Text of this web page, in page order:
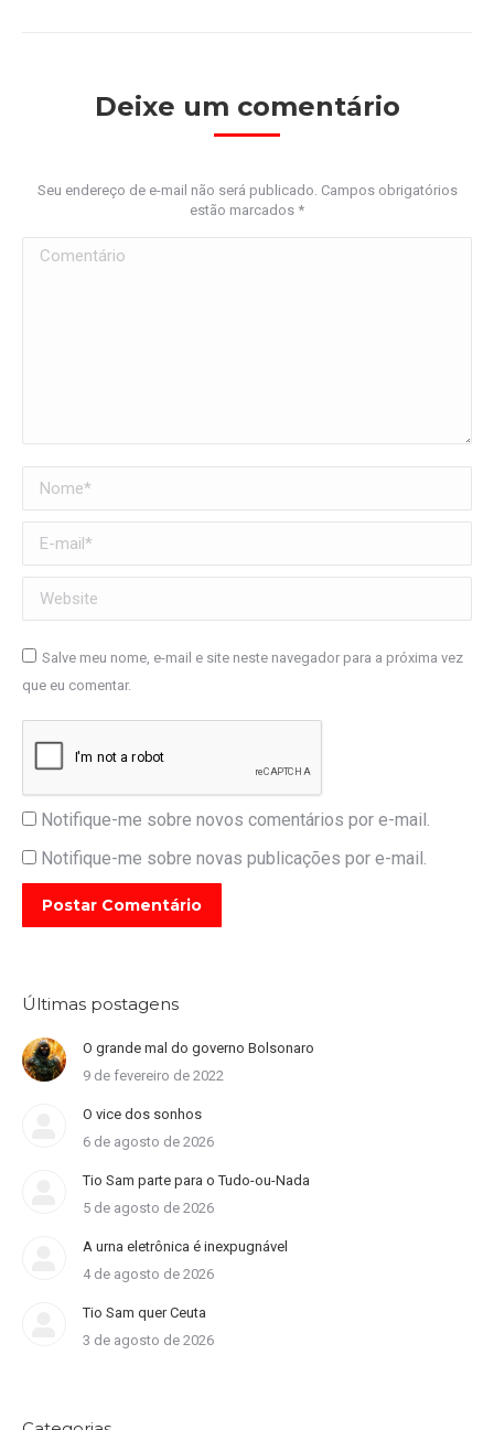
Deixe um comentário
Seu endereço de e-mail não será publicado. Campos obrigatórios
estão marcados *
Comentário
Nome *
E-mail *
Website
Salve meu nome, e-mail e site neste navegador para a próxima vez
que eu comentar.
Notifique-me sobre novos comentários por e-mail.
Notifique-me sobre novas publicações por e-mail.
Postar Comentário
Últimas postagens
O grande mal do governo Bolsonaro
9 de fevereiro de 2022
O vice dos sonhos
6 de agosto de 2026
Tio Sam parte para o Tudo-ou-Nada
5 de agosto de 2026
A urna eletrônica é inexpugnável
4 de agosto de 2026
Tio Sam quer Ceuta
3 de agosto de 2026